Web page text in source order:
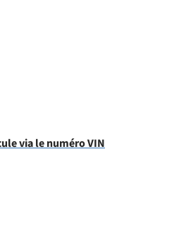
via le numéro VIN